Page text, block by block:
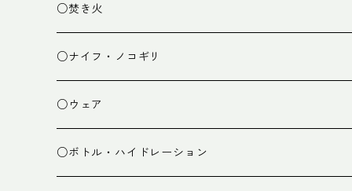
ランタン
テーブル
チェア
○焚き火
焚き火台
焚き火小物
○ナイフ・ノコギリ
○ウェア
ミドルレイヤー
○ボトル・ハイドレーション